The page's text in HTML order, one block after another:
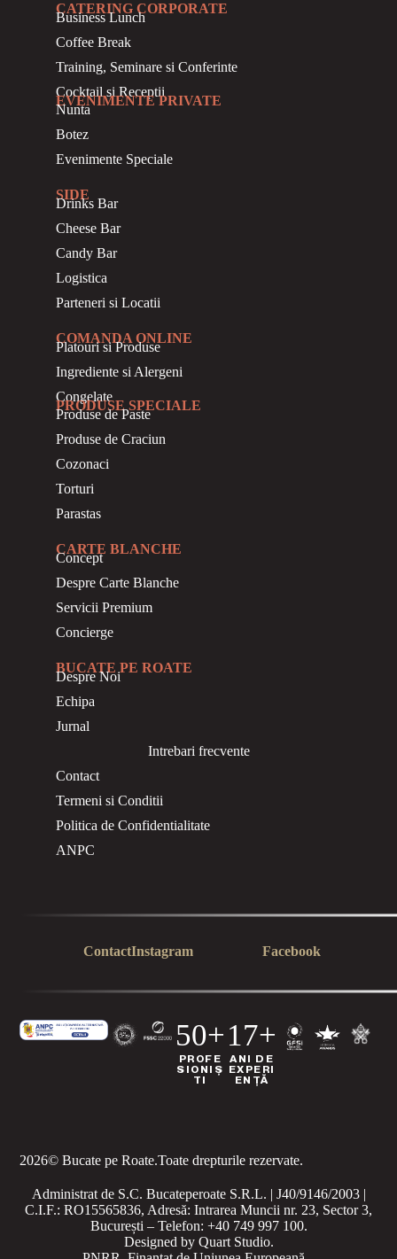
CATERING CORPORATE
BusinessLunch
Coffee Break
Training, Seminare si Conferinte
Cocktail si Receptii
EVENIMENTE PRIVATE
Nunta
Botez
Evenimente Speciale
SIDE
Drinks Bar
Cheese Bar
Candy Bar
Logistica
Parteneri si Locatii
COMANDA ONLINE
Platouri si Produse
Ingrediente si Alergeni
Congelate
PRODUSE SPECIALE
Produse de Paste
Produse de Craciun
Cozonaci
Torturi
Parastas
CARTE BLANCHE
Concept
Despre Carte Blanche
Servicii Premium
Concierge
BUCATE PE ROATE
Despre Noi
Echipa
Jurnal
Intrebari frecvente
Contact
Termeni si Conditii
Politica de Confidentialitate
ANPC
ContactInstagram Facebook
50+
PROFE
SIONIȘ
TI
17+
ANI DE
EXPERI
ENȚĂ
2026© Bucate pe Roate.Toate drepturile rezervate.
Administrat de S.C. Bucateperoate S.R.L. | J40/9146/2003 |
C.I.F.: RO15565836, Adresă: Intrarea Muncii nr. 23, Sector 3,
București – Telefon: +40 749 997 100.
Designed by Quart Studio.